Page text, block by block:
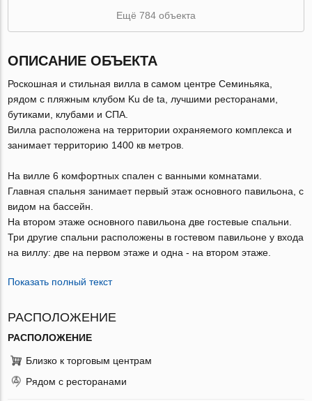
Ещё 784 объекта
ОПИСАНИЕ ОБЪЕКТА
Роскошная и стильная вилла в самом центре Семиньяка,
рядом с пляжным клубом Ku de ta, лучшими ресторанами,
бутиками, клубами и СПА.
Вилла расположена на территории охраняемого комплекса и
занимает территорию 1400 кв метров.
На вилле 6 комфортных спален с ванными комнатами.
Главная спальня занимает первый этаж основного павильона, с
видом на бассейн.
На втором этаже основного павильона две гостевые спальни.
Три другие спальни расположены в гостевом павильоне у входа
на виллу: две на первом этаже и одна - на втором этаже.
Показать полный текст
РАСПОЛОЖЕНИЕ
РАСПОЛОЖЕНИЕ
Близко к торговым центрам
Рядом с ресторанами